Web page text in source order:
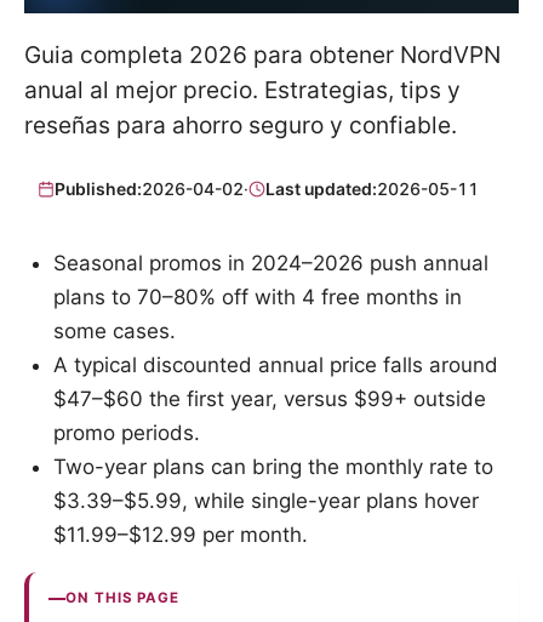
Guia completa 2026 para obtener NordVPN
anual al mejor precio. Estrategias, tips y
reseñas para ahorro seguro y confiable.
Published:2026-04-02· Last updated:2026-05-11
Seasonal promos in 2024–2026 push annual
plans to 70–80% off with 4 free months in
some cases.
A typical discounted annual price falls around
$47–$60 the first year, versus $99+ outside
promo periods.
Two-year plans can bring the monthly rate to
$3.39–$5.99, while single-year plans hover
$11.99–$12.99 per month.
ON THIS PAGE